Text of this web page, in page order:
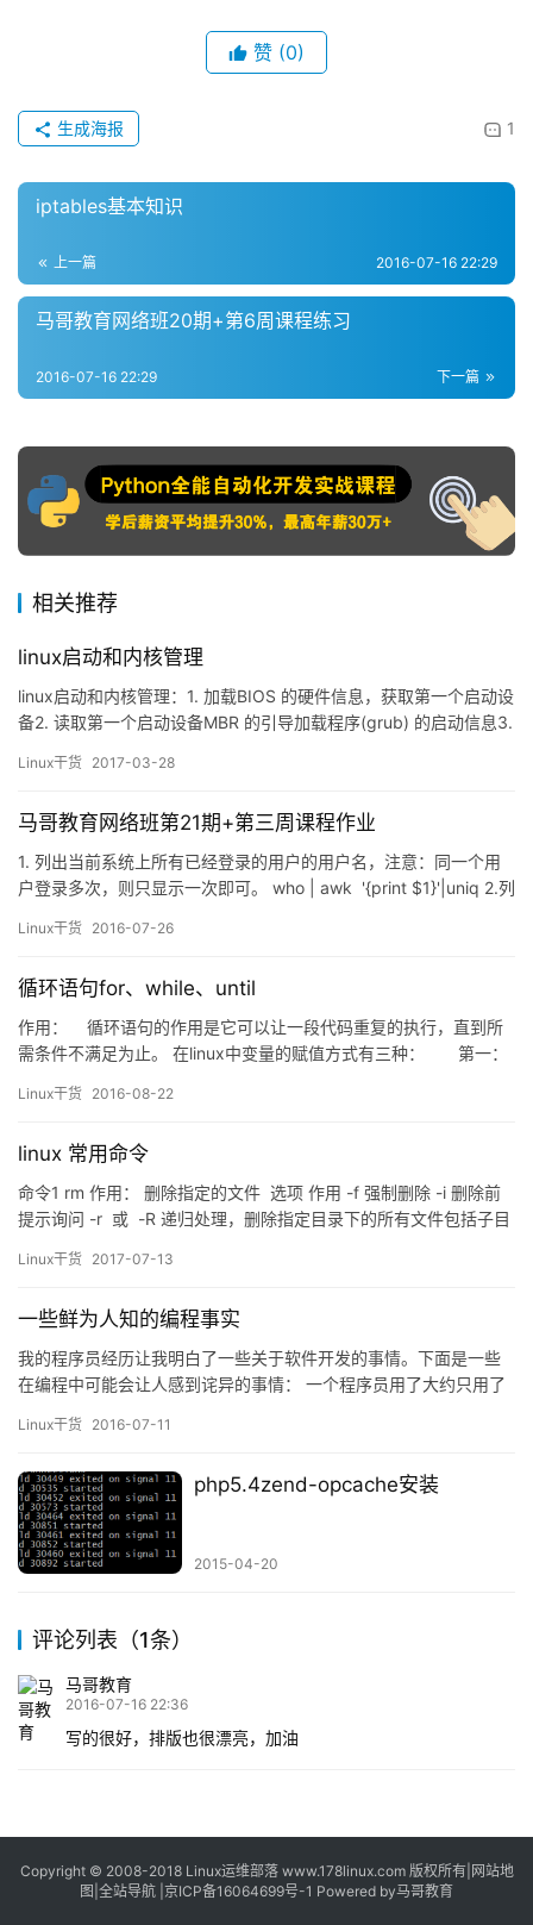
赞 (0)
1
生成海报
iptables基本知识
上一篇 2016-07-16 22:29
马哥教育网络班20期+第6周课程练习
下一篇
2016-07-16 22:29
相关推荐
linux启动和内核管理
linux启动和内核管理：1. 加载BIOS 的硬件信息，获取第一个启动设
备2. 读取第一个启动设备MBR 的引导加载程序(grub) 的启动信息3.
的硬件设备4. 核心执行init 程序，并获取默认的运行信息5.init 程序
Linux干货 2017-03-28
马哥教育网络班第21期+第三周课程作业
1. 列出当前系统上所有已经登录的用户的用户名，注意：同一个用
户登录多次，则只显示一次即可。 who | awk '{print $1}'|uniq 2.列
前系统上被用户当做其默认shell最多的那个shell cat /etc/pa…
Linux干货 2016-07-26
循环语句for、while、until
作用： 循环语句的作用是它可以让一段代码重复的执行，直到所
需条件不满足为止。 在linux中变量的赋值方式有三种： 第一：
赋值 bash脚本中的循…
Linux干货 2016-08-22
linux 常用命令
命令1 rm 作用： 删除指定的文件 选项 作用 -f 强制删除 -i 删除前
提示询问 -r 或 -R 递归处理，删除指定目录下的所有文件包括子目
删除该目录 命令2 终端(tty)： 终端类型 开启方式 物理终端 console
Linux干货 2017-07-13
一些鲜为人知的编程事实
我的程序员经历让我明白了一些关于软件开发的事情。下面是一些
在编程中可能会让人感到诧异的事情： 一个程序员用了大约只用了
其平均每天只有10-12行的代码最终会进入最终的软件产品中。这是
设计。而糟糕的程序员则会花费90%的时间来调试代码，并…
Linux干货 2016-07-11
php5.4zend-opcache安装
2015-04-20
评论列表（1条）
马哥教育
2016-07-16 22:36
写的很好，排版也很漂亮，加油
Copyright © 2008-2018 Linux运维部落www.178linux.com 版权所有| 网站地
图 全站导航 京ICP备16064699号-1 Powered by马哥教育